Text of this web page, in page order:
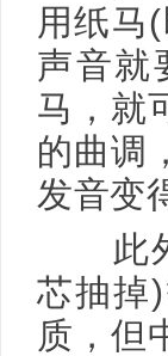
用纸马
声音就
马，就
的曲调
发音变
此外
芯抽掉
质，但